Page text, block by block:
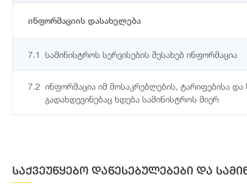
ინფორმაციის დასახელება
7.1 სამინისტროს სერვისების შესახებ ინფორმაცია
7.2 ინფორმაცია იმ მოსაკრებლების, ტარიფებისა
გადახდევინებაც ხდება სამინისტროს მიერ
საქვეუწყებო დაწესებულებები და